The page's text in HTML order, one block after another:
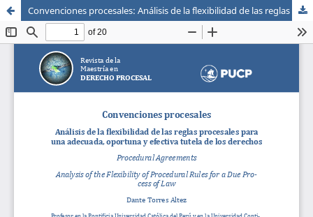
Sistema de
Bibliotecas
Escuela de Postgrado
Maestria en Derecho Procesal
Convenciones procesales: Análisis de la flexibilidad de las reglas procesales para una adecuada, oportuna y efectiva tutela de los derechos